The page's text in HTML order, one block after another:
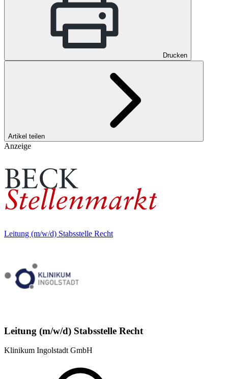
Drucken
Artikel teilen
Anzeige
Leitung (m/w/d) Stabsstelle Recht
Leitung (m/w/d) Stabsstelle Recht
Klinikum Ingolstadt GmbH